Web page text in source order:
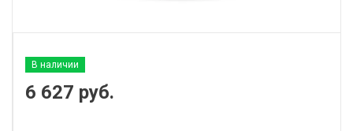
В наличии
6 627 руб.